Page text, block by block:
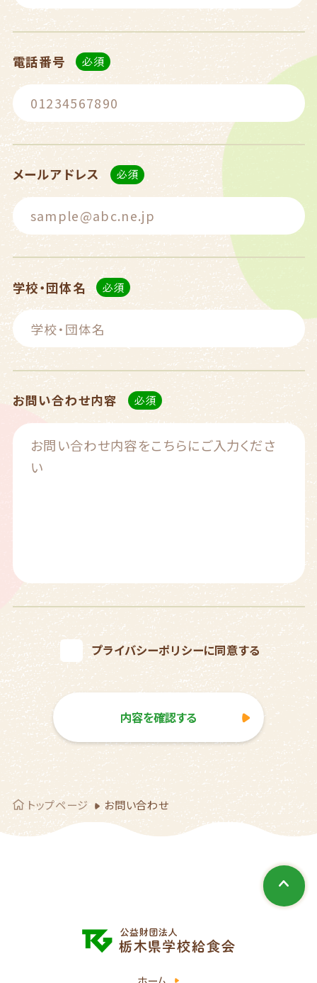
電話番号
メールアドレス
学校・団体名
お問い合わせ内容
プライバシーポリシーに同意する
内容を確認する
トップページ お問い合わせ